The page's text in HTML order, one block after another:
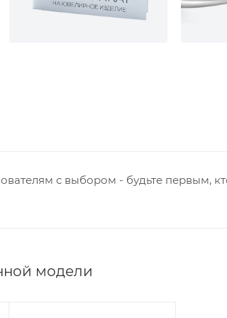
с выбором - будьте первым,
модели